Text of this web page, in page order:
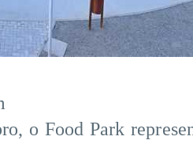
o Food Park